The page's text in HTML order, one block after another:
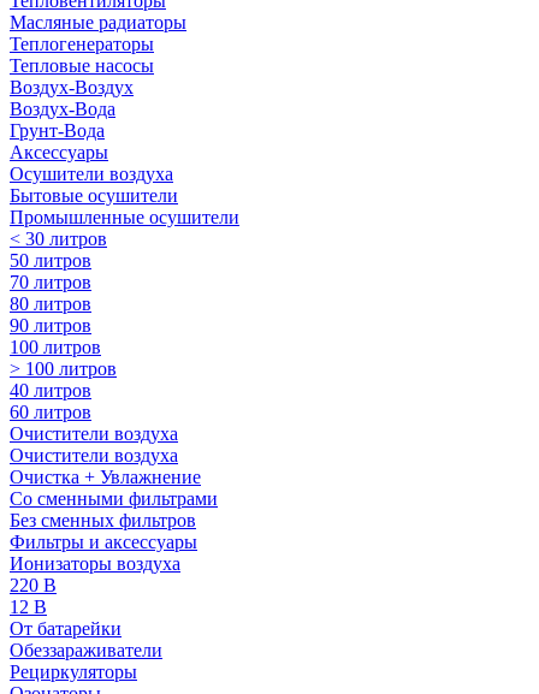
Масляные радиаторы
Теплогенераторы
Тепловые насосы
Воздух-Воздух
Воздух-Вода
Грунт-Вода
Аксессуары
Осушители воздуха
Бытовые осушители
Промышленные осушители
< 30 литров
50 литров
70 литров
80 литров
90 литров
100 литров
> 100 литров
40 литров
60 литров
Очистители воздуха
Очистители воздуха
Очистка + Увлажнение
Cо сменными фильтрами
Без сменных фильтров
Фильтры и аксессуары
Ионизаторы воздуха
220 В
12 В
От батарейки
Обеззараживатели
Рециркуляторы